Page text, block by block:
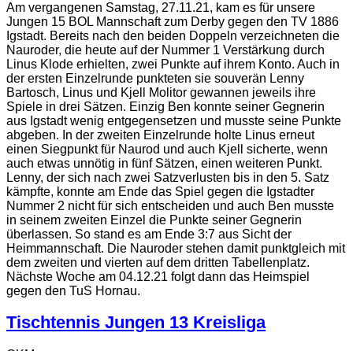
Am vergangenen Samstag, 27.11.21, kam es für unsere
Jungen 15 BOL Mannschaft zum Derby gegen den TV 1886
Igstadt. Bereits nach den beiden Doppeln verzeichneten die
Nauroder, die heute auf der Nummer 1 Verstärkung durch
Linus Klode erhielten, zwei Punkte auf ihrem Konto. Auch in
der ersten Einzelrunde punkteten sie souverän Lenny
Bartosch, Linus und Kjell Molitor gewannen jeweils ihre
Spiele in drei Sätzen. Einzig Ben konnte seiner Gegnerin
aus Igstadt wenig entgegensetzen und musste seine Punkte
abgeben. In der zweiten Einzelrunde holte Linus erneut
einen Siegpunkt für Naurod und auch Kjell sicherte, wenn
auch etwas unnötig in fünf Sätzen, einen weiteren Punkt.
Lenny, der sich nach zwei Satzverlusten bis in den 5. Satz
kämpfte, konnte am Ende das Spiel gegen die Igstadter
Nummer 2 nicht für sich entscheiden und auch Ben musste
in seinem zweiten Einzel die Punkte seiner Gegnerin
überlassen. So stand es am Ende 3:7 aus Sicht der
Heimmannschaft. Die Nauroder stehen damit punktgleich mit
dem zweiten und vierten auf dem dritten Tabellenplatz.
Nächste Woche am 04.12.21 folgt dann das Heimspiel
gegen den TuS Hornau.
Tischtennis Jungen 13 Kreisliga